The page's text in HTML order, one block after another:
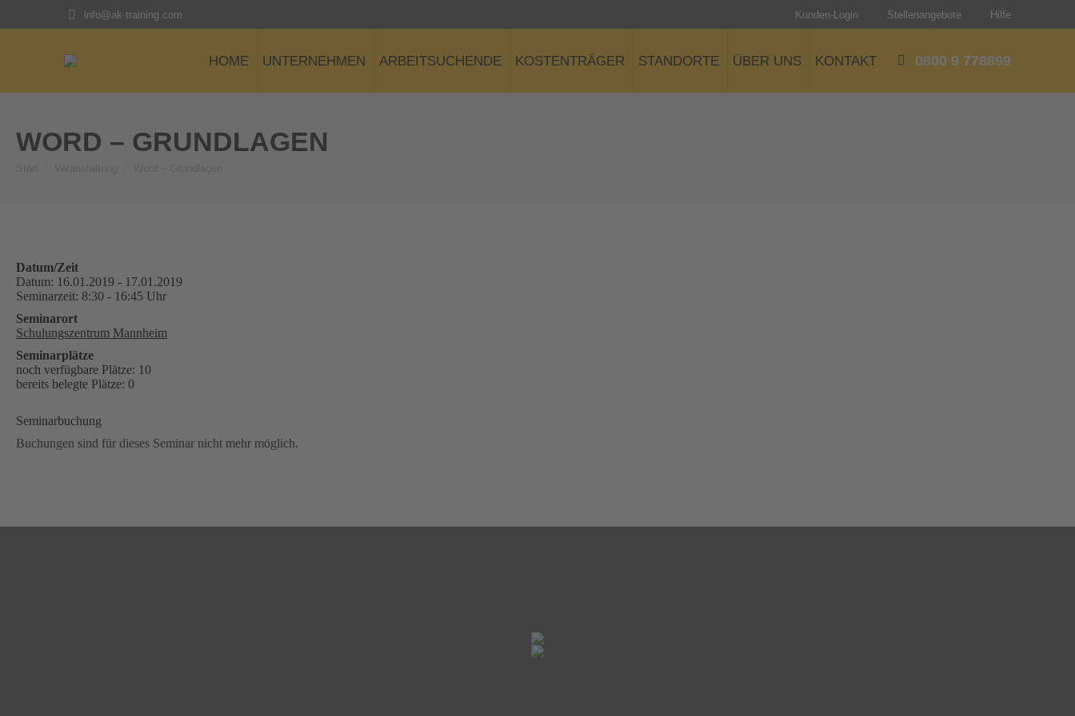
info@ak-training.com Kunden-Login Stellenangebote Hilfe
HOME UNTERNEHMEN ARBEITSUCHENDE KOSTENTRÄGER STANDORTE ÜBER UNS KONTAKT 0800 9 778899
WORD – GRUNDLAGEN
Datum/Zeit
Datum: 16.01.2019 - 17.01.2019
Seminarzeit: 8:30 - 16:45 Uhr
Seminarort
Schulungszentrum Mannheim
Seminarplätze
noch verfügbare Plätze: 10
bereits belegte Plätze: 0
Seminarbuchung
Buchungen sind für dieses Seminar nicht mehr möglich.